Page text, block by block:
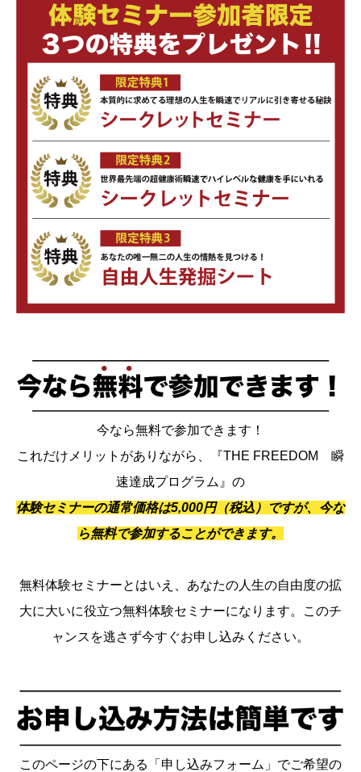
今なら無料で参加できます！
これだけメリットがありながら、『THE FREEDOM 瞬
速達成プログラム』の
体験セミナーの通常価格は5,000円（税込）ですが、今な
ら無料で参加することができます。
無料体験セミナーとはいえ、あなたの人生の自由度の拡
大に大いに役立つ無料体験セミナーになります。このチ
ャンスを逃さず今すぐお申し込みください。
このページの下にある「申し込みフォーム」でご希望の